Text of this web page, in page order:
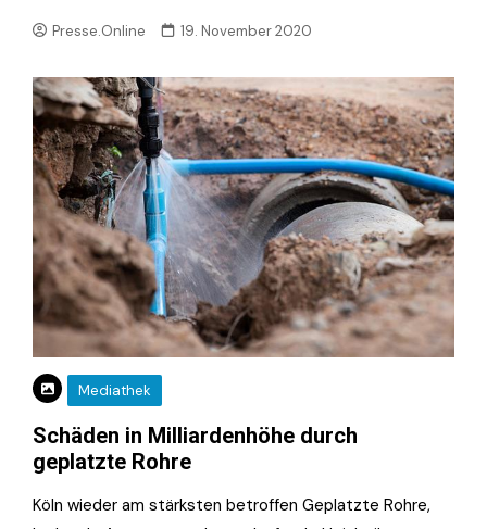
Presse.Online 19. November 2020
Mediathek
Schäden in Milliardenhöhe durch
geplatzte Rohre
Köln wieder am stärksten betroffen Geplatzte Rohre,